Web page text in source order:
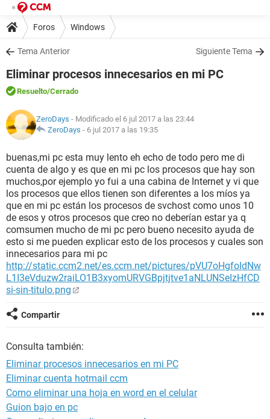
Foros Windows
Tema Anterior Siguiente Tema
Eliminar procesos innecesarios en mi PC
Resuelto/Cerrado
ZeroDays - Modificado el 6 jul 2017 a las 23:44
ZeroDays - 6 jul 2017 a las 19:35
buenas,mi pc esta muy lento eh echo de todo pero me di
cuenta de algo y es que en mi pc los procesos que hay son
muchos,por ejemplo yo fui a una cabina de Internet y vi que
los procesos que ellos tienen son diferentes a los míos ya
que en mi pc están los procesos de svchost como unos 10
de esos y otros procesos que creo no deberían estar ya q
comsumen mucho de mi pc pero bueno necesito ayuda de
esto si me pueden explicar esto de los procesos y cuales son
innecesarios para mi pc
http://static.ccm2.net/es.ccm.net/pictures/pVU7oHgfoIdNw
L1I3eVduzw2raiLO1B3xyomURVGBpjtjtve1aNLUNSeIzHfCD
si-sin-titulo.png
Compartir
Consulta también:
Eliminar procesos innecesarios en mi PC
Eliminar cuenta hotmail ccm
Como eliminar una hoja en word en el celular
Guion bajo en pc